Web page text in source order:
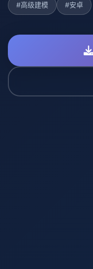
#高级建模 #安卓